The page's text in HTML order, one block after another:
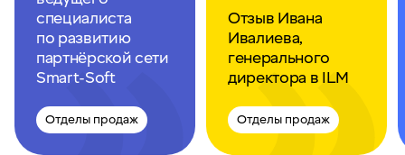
специалиста
по развитию
партнёрской сети
Smart-Soft
Отделы продаж
Отзыв Ивана
Ивалиева,
генерального
директора в ILM
Отделы продаж